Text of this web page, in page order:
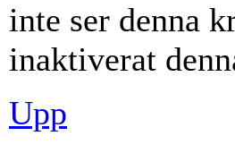
inte ser denna
inaktiverat
Upp